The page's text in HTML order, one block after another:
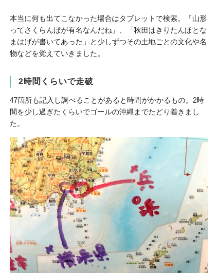
本当に何も出てこなかった場合はタブレットで検索。「山形
ってさくらんぼが有名なんだね」、「秋田はきりたんぽとな
まはげが書いてあった」と少しずつその土地ごとの文化や名
物などを覚えていきました。
2時間くらいで走破
47箇所も記入し調べることがあると時間がかかるもの。2時
間を少し過ぎたくらいでゴールの沖縄までたどり着きまし
た。